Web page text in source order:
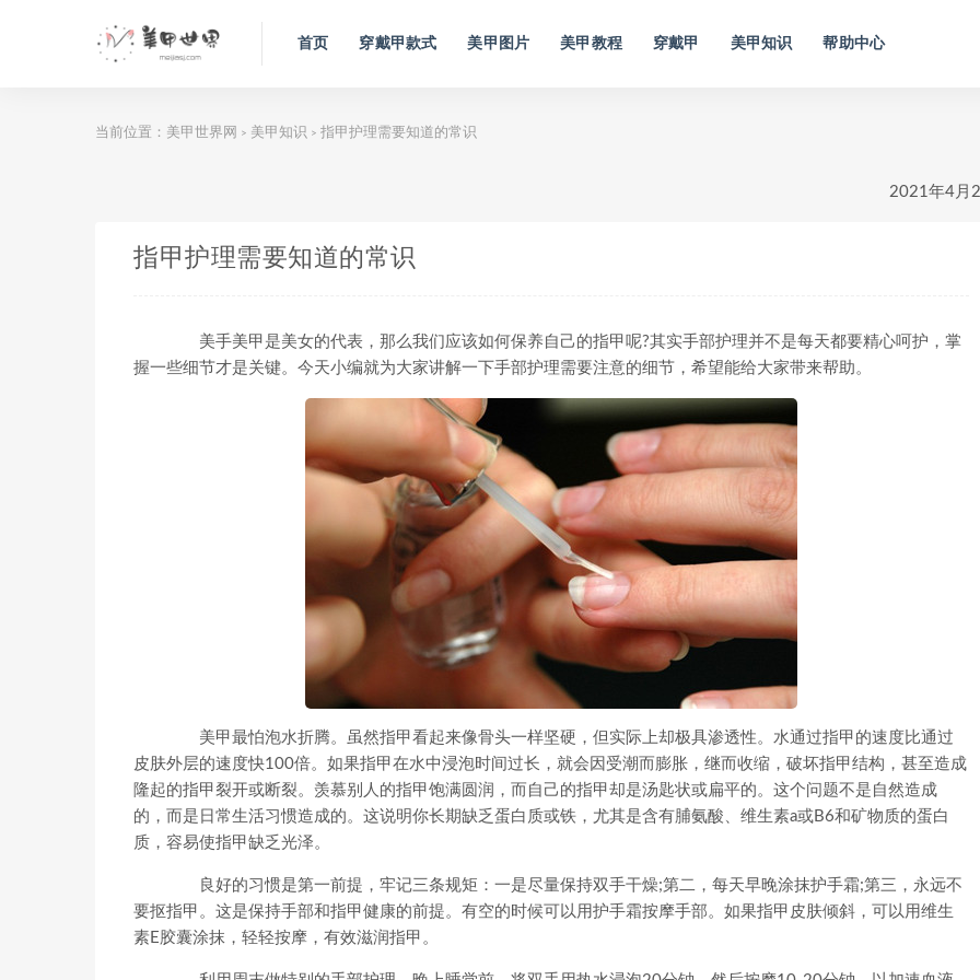
首页 穿戴甲款式 美甲图片 美甲教程 穿戴甲 美甲知识 帮助中心
当前位置： 美甲世界网 > 美甲知识 > 指甲护理需要知道的常识
2021年4月
指甲护理需要知道的常识
美手美甲是美女的代表，那么我们应该如何保养自己的指甲呢?其实手部护理并不是每天都要精心呵护，掌
握一些细节才是关键。今天小编就为大家讲解一下手部护理需要注意的细节，希望能给大家带来帮助。
美甲最怕泡水折腾。虽然指甲看起来像骨头一样坚硬，但实际上却极具渗透性。水通过指甲的速度比通过
皮肤外层的速度快100倍。如果指甲在水中浸泡时间过长，就会因受潮而膨胀，继而收缩，破坏指甲结构，甚至造成
隆起的指甲裂开或断裂。羡慕别人的指甲饱满圆润，而自己的指甲却是汤匙状或扁平的。这个问题不是自然造成
的，而是日常生活习惯造成的。这说明你长期缺乏蛋白质或铁，尤其是含有脯氨酸、维生素a或B6和矿物质的蛋白
质，容易使指甲缺乏光泽。
良好的习惯是第一前提，牢记三条规矩：一是尽量保持双手干燥;第二，每天早晚涂抹护手霜;第三，永远不
要抠指甲。这是保持手部和指甲健康的前提。有空的时候可以用护手霜按摩手部。如果指甲皮肤倾斜，可以用维生
素E胶囊涂抹，轻轻按摩，有效滋润指甲。